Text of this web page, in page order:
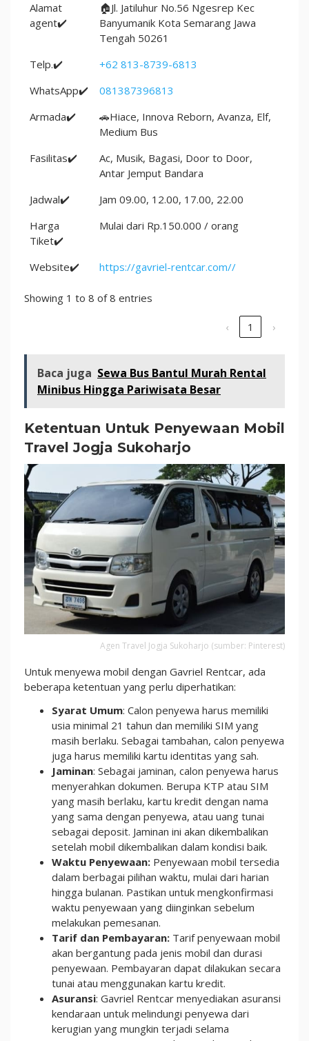
Alamat
agent✔️
🏠Jl. Jatiluhur No.56 Ngesrep Kec
Banyumanik Kota Semarang Jawa
Tengah 50261
Telp.✔️
+62 813-8739-6813
WhatsApp✔️
081387396813
Armada✔️
🚗Hiace, Innova Reborn, Avanza, Elf,
Medium Bus
Fasilitas✔️
Ac, Musik, Bagasi, Door to Door,
Antar Jemput Bandara
Jadwal✔️
Jam 09.00, 12.00, 17.00, 22.00
Harga
Tiket✔️
Mulai dari Rp.150.000 / orang
Website✔️ https://gavriel-rentcar.com//
Showing 1 to 8 of 8 entries
‹ 1 ›
Baca juga Sewa Bus Bantul Murah Rental
Minibus Hingga Pariwisata Besar
Ketentuan Untuk Penyewaan Mobil
Travel Jogja Sukoharjo
Agen Travel Jogja Sukoharjo (sumber: Pinterest)
Untuk menyewa mobil dengan Gavriel Rentcar, ada
beberapa ketentuan yang perlu diperhatikan:
Syarat Umum: Calon penyewa harus memiliki
usia minimal 21 tahun dan memiliki SIM yang
masih berlaku. Sebagai tambahan, calon penyewa
juga harus memiliki kartu identitas yang sah.
Jaminan: Sebagai jaminan, calon penyewa harus
menyerahkan dokumen. Berupa KTP atau SIM
yang masih berlaku, kartu kredit dengan nama
yang sama dengan penyewa, atau uang tunai
sebagai deposit. Jaminan ini akan dikembalikan
setelah mobil dikembalikan dalam kondisi baik.
Waktu Penyewaan: Penyewaan mobil tersedia
dalam berbagai pilihan waktu, mulai dari harian
hingga bulanan. Pastikan untuk mengkonfirmasi
waktu penyewaan yang diinginkan sebelum
melakukan pemesanan.
Tarif dan Pembayaran: Tarif penyewaan mobil
akan bergantung pada jenis mobil dan durasi
penyewaan. Pembayaran dapat dilakukan secara
tunai atau menggunakan kartu kredit.
Asuransi: Gavriel Rentcar menyediakan asuransi
kendaraan untuk melindungi penyewa dari
kerugian yang mungkin terjadi selama